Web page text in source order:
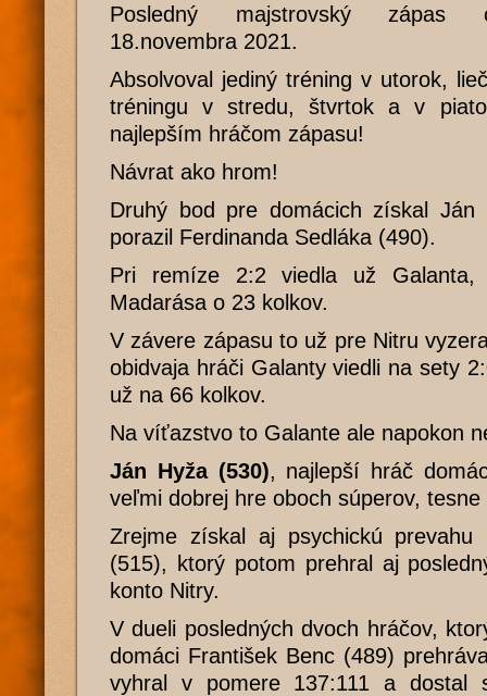
Posledný majstrovský
18.novembra 2021.
Absolvoval jediný tréning v utorok,
tréningu v stredu, štvrtok a v
najlepším hráčom zápasu!
Návrat ako hrom!
Druhý bod pre domácich získal Ján
porazil Ferdinanda Sedláka (490).
Pri remíze 2:2 viedla už Galanta,
Madarása o 23 kolkov.
V závere zápasu to už pre Nitru
obidvaja hráči Galanty viedli na sety
už na 66 kolkov.
Na víťazstvo to Galante ale napokon
Ján Hyža (530), najlepší hráč
veľmi dobrej hre oboch súperov,
Zrejme získal aj psychickú prevahu
(515), ktorý potom prehral aj
konto Nitry.
V dueli posledných dvoch hráčov,
domáci František Benc (489)
vyhral v pomere 137:111 a dostal